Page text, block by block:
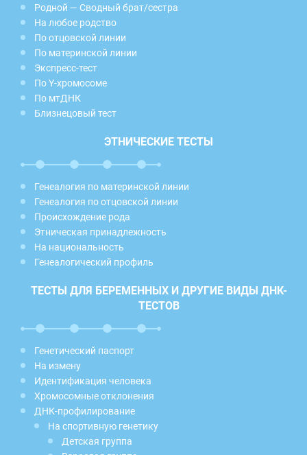
Родной — Сводный брат/сестра
На любое родство
По отцовской линии
По материнской линии
Экспресс-тест
По Y-хромосоме
По мтДНК
Близнецовый тест
ЭТНИЧЕСКИЕ ТЕСТЫ
Генеалогия по материнской линии
Генеалогия по отцовской линии
Происхождение рода
Этническая принадлежность
На национальность
Генеалогический профиль
ТЕСТЫ ДЛЯ БЕРЕМЕННЫХ И ДРУГИЕ ВИДЫ ДНК-
ТЕСТОВ
Генетический паспорт
На измену
Идентификация человека
Хромосомные отклонения
ДНК-профилирование
На спортивную генетику
Детская группа